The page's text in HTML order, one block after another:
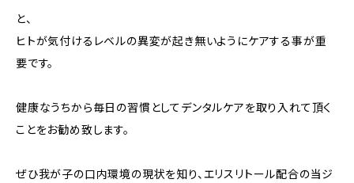
と、
ヒトが気付けるレベルの異変が起き無いようにケアする事が重
要です。
健康なうちから毎日の習慣としてデンタルケアを取り入れて頂く
ことをお勧め致します。
ぜひ我が子の口内環境の現状を知り、エリスリトール配合の当ジ